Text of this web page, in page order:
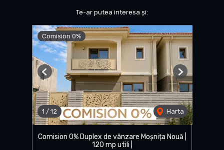
Te-ar putea interesa și:
Comision 0%
1 / 12 Harta
Previous Next
Comision 0% Duplex de vânzare Moșnița Nouă |
120 mp utili |